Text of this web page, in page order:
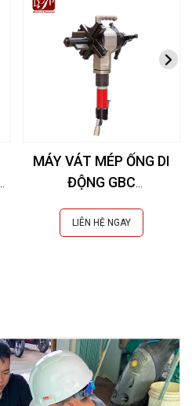
MÁY VÁT MÉP ỐNG DI
ĐỘNG GBC
207 mm)
LIÊN HỆ NGAY